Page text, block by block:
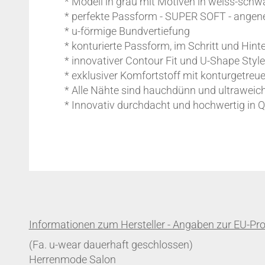
* perfekte Passform - SUPER SOFT -
* u-förmige Bundvertiefung
* konturierte Passform, im Schritt und
* innovativer Contour Fit und U-Shape Style
* exklusiver Komfortstoff mit
* Alle Nähte sind hauchdünn und
* Innovativ durchdacht und hochwertig in
(Fa. u-wear dauerhaft geschlossen)
Herrenmode Salon